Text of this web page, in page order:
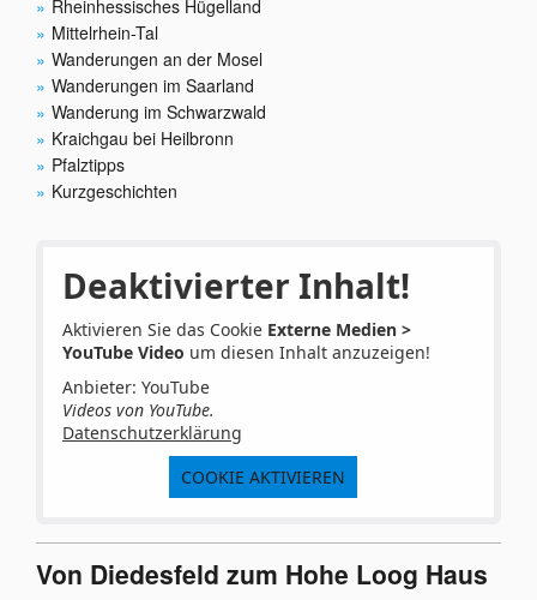
Rheinhessisches Hügelland
Mittelrhein-Tal
Wanderungen an der Mosel
Wanderungen im Saarland
Wanderung im Schwarzwald
Kraichgau bei Heilbronn
Pfalztipps
Kurzgeschichten
Deaktivierter Inhalt!
Aktivieren Sie das Cookie Externe Medien >
YouTube Video um diesen Inhalt anzuzeigen!
Anbieter: YouTube
Videos von YouTube.
Datenschutzerklärung
COOKIE AKTIVIEREN
Von Diedesfeld zum Hohe Loog Haus